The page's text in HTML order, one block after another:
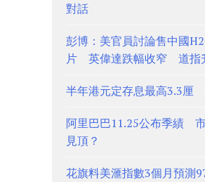
對話
彭博：美官員討論售中國
片 英偉達跌幅收窄 道指
半年港元定存息最高3.3厘
阿里巴巴11.25公布季績
見頂？
花旗料美滙指數3個月預測